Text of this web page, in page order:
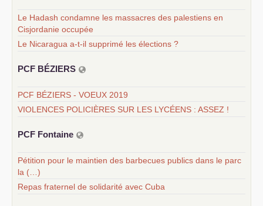
Le Hadash condamne les massacres des palestiens en
Cisjordanie occupée
Le Nicaragua a-t-il supprimé les élections ?
PCF BÉZIERS
PCF BÉZIERS - VOEUX 2019
VIOLENCES POLICIÈRES SUR LES LYCÉENS : ASSEZ !
PCF Fontaine
Pétition pour le maintien des barbecues publics dans le parc
la (…)
Repas fraternel de solidarité avec Cuba